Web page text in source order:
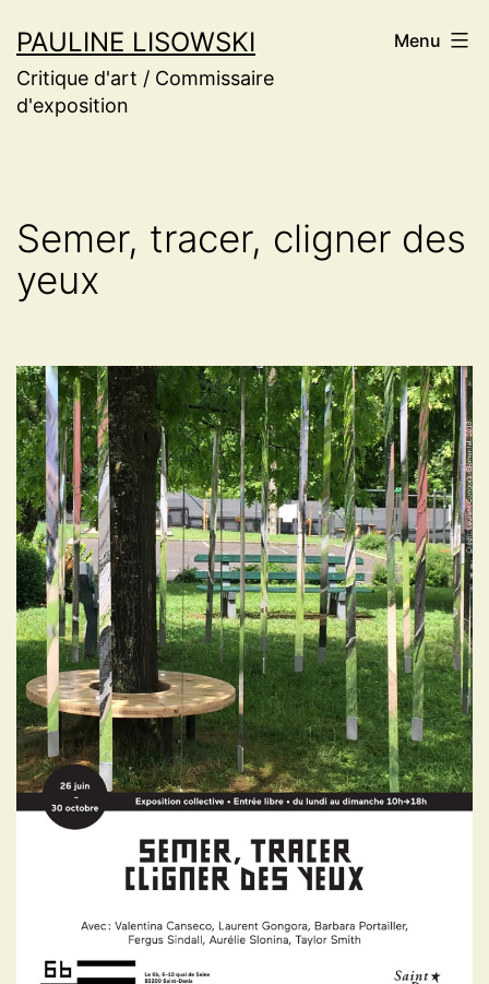
au
contenu
PAULINE LISOWSKI
Critique d'art / Commissaire
d'exposition
Menu
Semer, tracer, cligner des
yeux